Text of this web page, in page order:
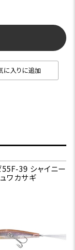
に入りに追加
39 シャイニーフ
ワカサギ